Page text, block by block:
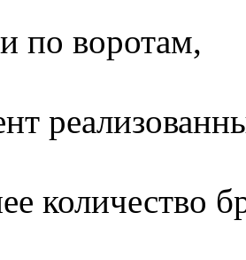
по воротам,
количество